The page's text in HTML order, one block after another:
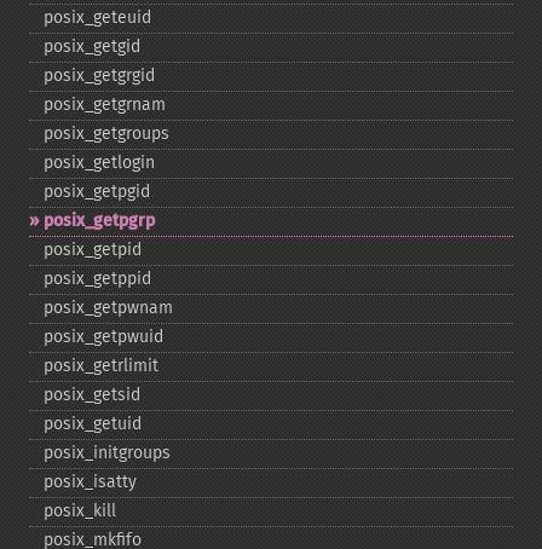
posix_​geteuid
posix_​getgid
posix_​getgrgid
posix_​getgrnam
posix_​getgroups
posix_​getlogin
posix_​getpgid
posix_​getpgrp
posix_​getpid
posix_​getppid
posix_​getpwnam
posix_​getpwuid
posix_​getrlimit
posix_​getsid
posix_​getuid
posix_​initgroups
posix_​isatty
posix_​kill
posix_​mkfifo